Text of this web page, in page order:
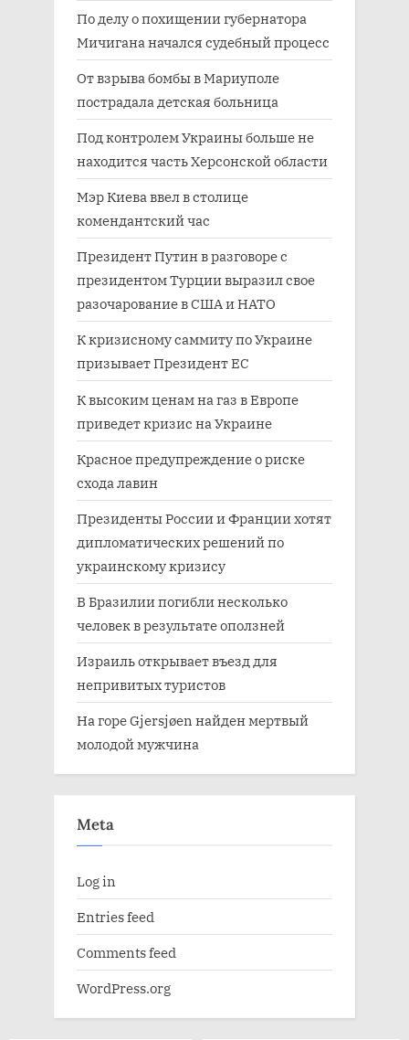
По делу о похищении губернатора
Мичигана начался судебный процесс
От взрыва бомбы в Мариуполе
пострадала детская больница
Под контролем Украины больше не
находится часть Херсонской области
Мэр Киева ввел в столице
комендантский час
Президент Путин в разговоре с
президентом Турции выразил свое
разочарование в США и НАТО
К кризисному саммиту по Украине
призывает Президент ЕС
К высоким ценам на газ в Европе
приведет кризис на Украине
Красное предупреждение о риске
схода лавин
Президенты России и Франции хотят
дипломатических решений по
украинскому кризису
В Бразилии погибли несколько
человек в результате оползней
Израиль открывает въезд для
непривитых туристов
На горе Gjersjøen найден мертвый
молодой мужчина
Meta
Log in
Entries feed
Comments feed
WordPress.org